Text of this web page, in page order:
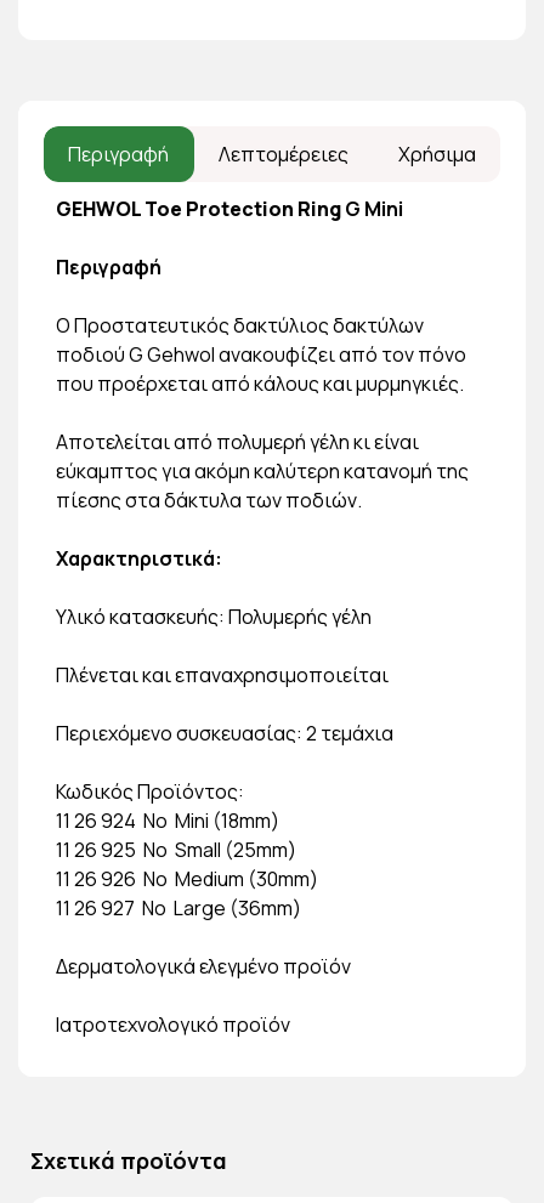
Περιγραφή Λεπτομέρειες Χρήσιμα
GEHWOL Toe Protection RingG Mini
Περιγραφή
O Προστατευτικός δακτύλιος δακτύλων
ποδιού G Gehwol ανακουφίζει από τον πόνο
που προέρχεται από κάλους και μυρμηγκιές.
Αποτελείται από πολυμερή γέλη κι είναι
εύκαμπτος για ακόμη καλύτερη κατανομή της
πίεσης στα δάκτυλα των ποδιών.
Χαρακτηριστικά:
Υλικό κατασκευής: Πολυμερής γέλη
Πλένεται και επαναχρησιμοποιείται
Περιεχόμενο συσκευασίας: 2 τεμάχια
Κωδικός Προϊόντος:
11 26 924 Νο Mini (18mm)
11 26 925 Νο Small (25mm)
11 26 926 Νο Medium (30mm)
11 26 927 Νο Large (36mm)
Δερματολογικά ελεγμένο προϊόν
Ιατροτεχνολογικό προϊόν
Σχετικά προϊόντα